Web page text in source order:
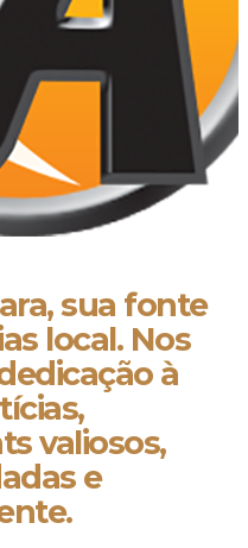
sua fonte
local. Nos
à
valiosos,
e